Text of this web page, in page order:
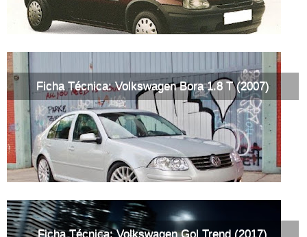
Ficha Técnica: Volkswagen Bora 1.8 T (2007)
Ficha Técnica: Volkswagen Gol Trend (2017)